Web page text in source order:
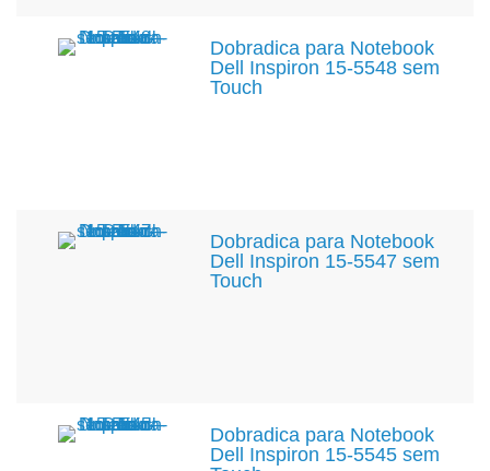
Dobradica para Notebook
Dell Inspiron 15-5548 sem
Touch
Dobradica para Notebook
Dell Inspiron 15-5547 sem
Touch
Dobradica para Notebook
Dell Inspiron 15-5545 sem